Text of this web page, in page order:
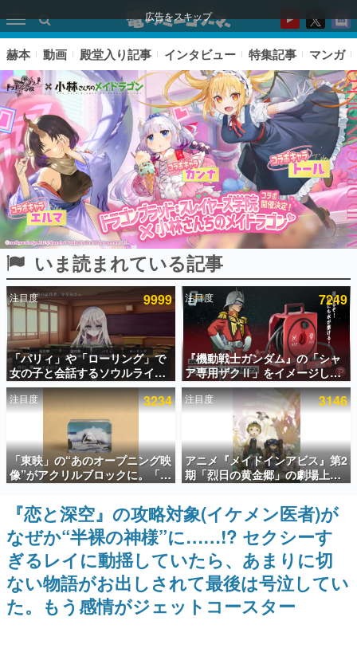
広告をスキップ
ピックアップ
電ファミのいま読まれている記事ランキング
アプリセール情報
インタビュー
連載・特集一覧
殿堂入り記事
SNS拡散数が数千以上！ ページビュー数万以上！ などな
ど。多くの人々に読まれた、電ファミ渾身の“殿堂入り”記
事をまとめました。
ゲームの企画書
名作ゲームクリエイターの方々に製作時のエピソードをお
聞きし、ヒットする企画（ゲーム）とは何か？を探ってい
きます。
赫本
この物語を解いてはいけない。『赫本』は、〈試験問題〉
の形をした短編ホラー小説集です。
赫本 動画 殿堂入り記事 インタビュー 特集記事 マンガ
いま読まれている記事
注目度 9999
「パリィ」や「ローリング」で
女の子と会話するソウルライク
恋愛ゲーム『小早川さんはソウ
ルライク』無料公開。返事に失
敗すると「YOU DIED」
注目度 7249
『機動戦士ガンダム』の「シャ
ア専用ザクⅡ」をイメージした
散水ホースリールが予約開始。
本体にはシャアのパーソナルマ
ークやジオン公国軍のエンブレ
ム、型式番号などを配置
注目度 3234
「東映」の“あのオープニング映
像”がアクリルブロックに。「東
映ヒストリカル グッズコレクシ
ョン」が8月下旬より発売
注目度 3146
アニメ『メイドインアビス』第2
期「烈日の黄金郷」の劇場上映
が決定！レグ役・伊瀬茉莉也さ
んらが登壇する舞台挨拶も実施
『恋と深空』の攻略対象(イケメン医者)が
なぜか“半裸の神様”に……!? セクシーす
ぎるレイに動揺していたら、あまりに切
ない物語がお出しされて最後は号泣してい
た。もう感情がジェットコースター